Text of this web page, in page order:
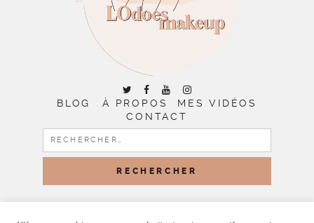
BLOG À PROPOS
MES VIDÉOS
CONTACT
RECHERCHER :